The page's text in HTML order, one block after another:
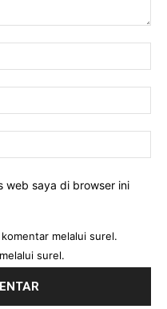
web saya di browser ini
melalui surel.
surel.